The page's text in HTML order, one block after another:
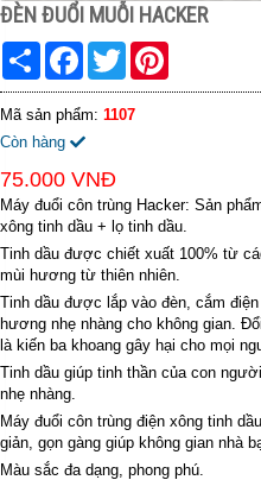
ĐÈN ĐUỔI MUỖI HACKER
Share FacebookTwitter
Mã sản phẩm: 1107
Còn hàng
75.000 VNĐ
Máy đuổi côn trùng Hacker: Sản
xông tinh dầu + lọ tinh dầu.
Tinh dầu được chiết xuất 100% từ
mùi hương từ thiên nhiên.
Tinh dầu được lắp vào đèn, cắm
hương nhẹ nhàng cho không gian.
là kiến ba khoang gây hại cho mọi
Tinh dầu giúp tinh thần của con
nhẹ nhàng.
Máy đuổi côn trùng điện xông tinh
giản, gọn gàng giúp không gian nhà
Màu sắc đa dạng, phong phú.